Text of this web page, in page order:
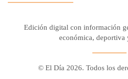
Edición digital con información
económica, deportiva
© El Día 2026. Todos los